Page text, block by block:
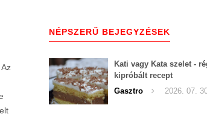
NÉPSZERŰ BEJEGYZÉSEK
Kati vagy Kata szelet -
kipróbált recept
Gasztro
2026. 07.